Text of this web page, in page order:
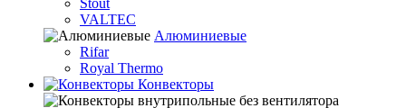
Stout
VALTEC
Алюминиевые
Rifar
Royal Thermo
Конвекторы